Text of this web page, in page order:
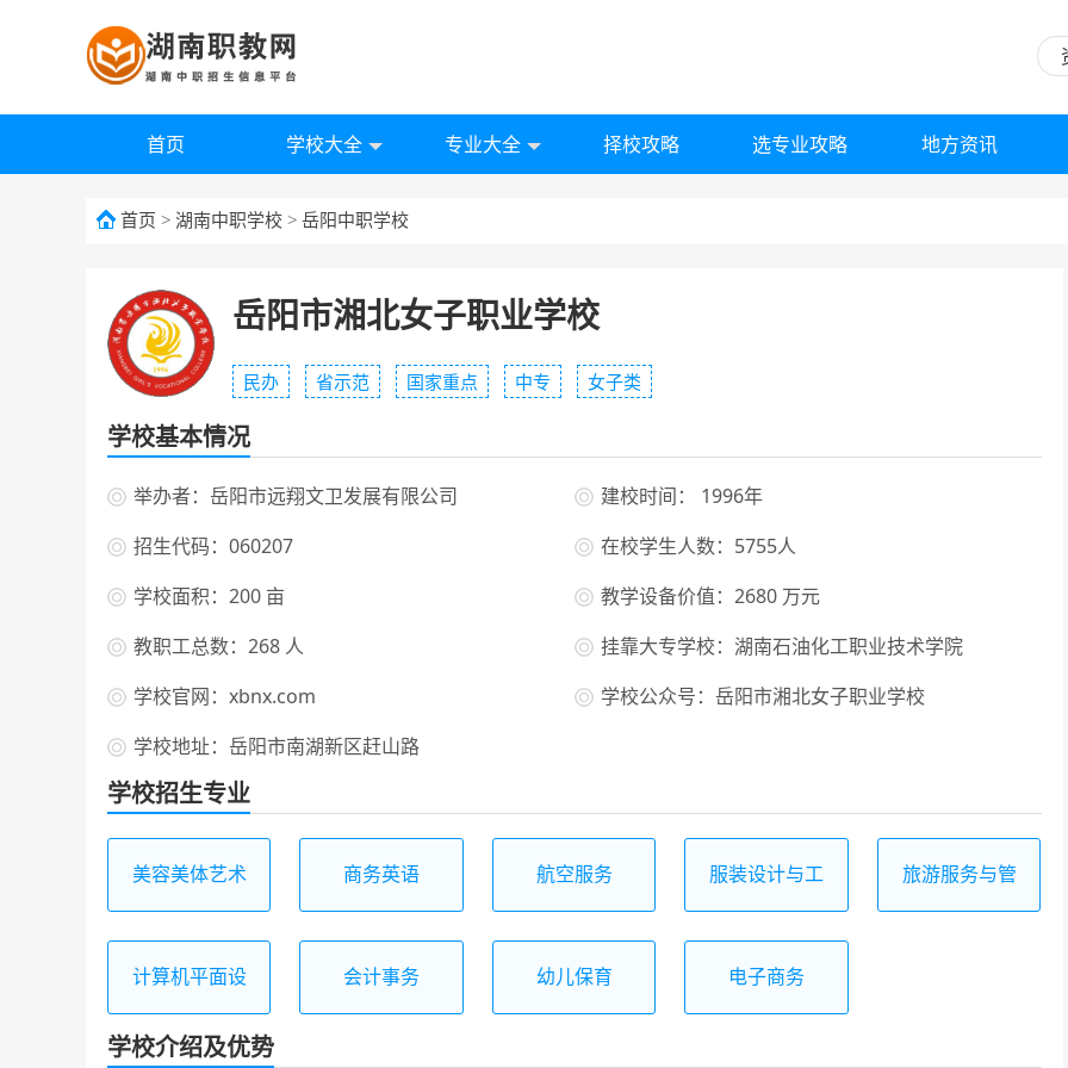
首页 学校大全 专业大全 择校攻略 选专业攻略 地方资讯
首页 > 湖南中职学校 > 岳阳中职学校
岳阳市湘北女子职业学校
民办 省示范 国家重点 中专 女子类
学校基本情况
举办者：岳阳市远翔文卫发展有限公司
建校时间： 1996年
招生代码：060207
在校学生人数：5755人
学校面积：200 亩
教学设备价值：2680 万元
教职工总数：268 人
挂靠大专学校：湖南石油化工职业技术学院
学校官网：xbnx.com
学校公众号：岳阳市湘北女子职业学校
学校地址：岳阳市南湖新区赶山路
学校招生专业
美容美体艺术 商务英语 航空服务
服装设计与工
旅游服务与管
计算机平面设
会计事务 幼儿保育 电子商务
学校介绍及优势